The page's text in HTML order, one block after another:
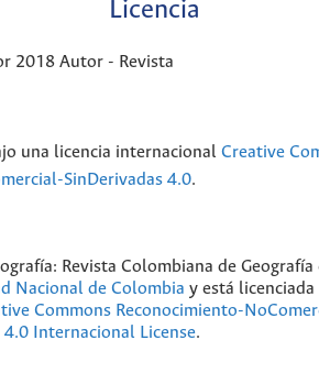
Licencia
2018 Autor - Revista
una licencia internacional Creative
SinDerivadas 4.0.
Revista Colombiana de Geografía
Nacional de Colombia y está
Commons Reconocimiento-
4.0 Internacional License.